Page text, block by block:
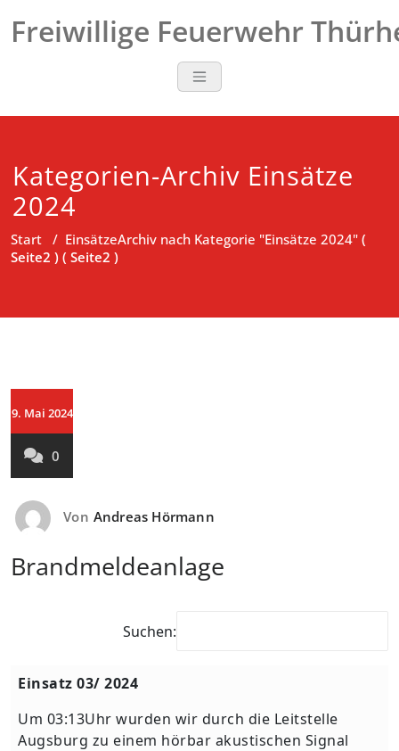
Inhalt
Freiwillige Feuerwehr
Kategorien-Archiv Einsätze
2024
Start / EinsätzeArchiv nach Kategorie "Einsätze 2024" (
Seite2 ) ( Seite2 )
9. Mai 2024
0
Von Andreas Hörmann
Brandmeldeanlage
Suchen:
Einsatz 03/ 2024
Um 03:13Uhr wurden wir durch die Leitstelle
Augsburg zu einem hörbar akustischen Signal